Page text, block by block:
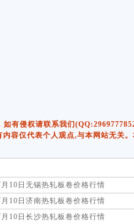
有侵权请联系我们
容仅代表个人观点,与本网站无关
10日无锡热轧板卷价格行情
10日济南热轧板卷价格行情
10日长沙热轧板卷价格行情